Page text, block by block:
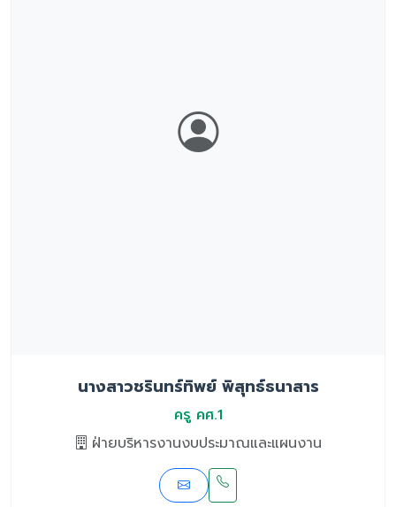
นางสาวชรินทร์ทิพย์ พิสุทธ์ธนาสาร
ครู คศ.1
ฝ่ายบริหารงานงบประมาณและแผนงาน